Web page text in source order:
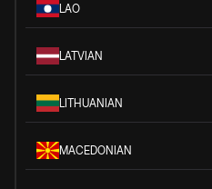
LAO
LATVIAN
LITHUANIAN
MACEDONIAN